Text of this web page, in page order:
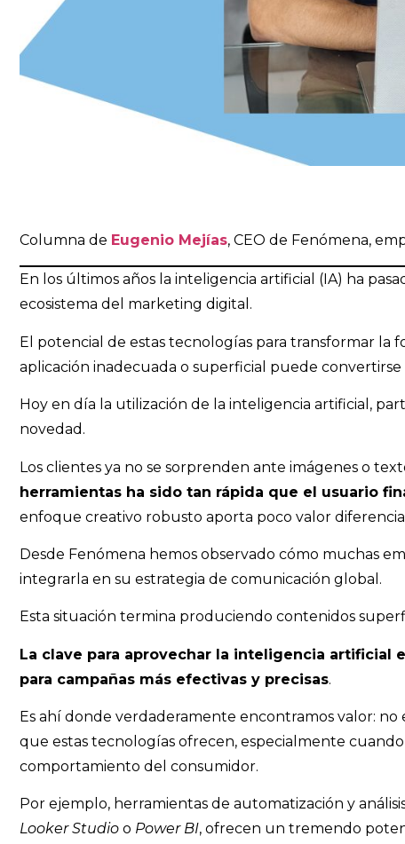
Columna de Eugenio Mejías, CEO de Fenómena,
En los últimos años la inteligencia artificial (IA) ha
ecosistema del marketing digital.
El potencial de estas tecnologías para transformar la
aplicación inadecuada o superficial puede
Hoy en día la utilización de la inteligencia artificial,
novedad.
Los clientes ya no se sorprenden ante imágenes o
herramientas ha sido tan rápida que el usuario
enfoque creativo robusto aporta poco valor
Desde Fenómena hemos observado cómo muchas
integrarla en su estrategia de comunicación global.
Esta situación termina produciendo contenidos
La clave para aprovechar la inteligencia artificial
para campañas más efectivas y precisas.
Es ahí donde verdaderamente encontramos valor:
que estas tecnologías ofrecen, especialmente
comportamiento del consumidor.
Por ejemplo, herramientas de automatización y
Looker Studio o Power BI, ofrecen un tremendo